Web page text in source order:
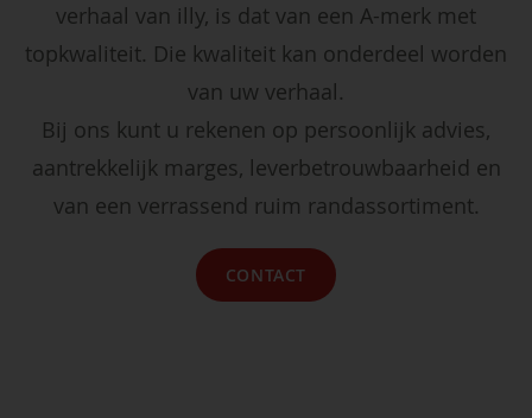
verhaal van illy, is dat van een A-merk met
topkwaliteit. Die kwaliteit kan onderdeel worden
van uw verhaal.
Bij ons kunt u rekenen op persoonlijk advies,
aantrekkelijk marges, leverbetrouwbaarheid en
van een verrassend ruim randassortiment.
CONTACT